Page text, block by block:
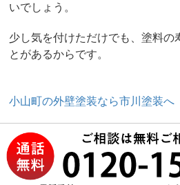
いでしょう。
少し気を付けただけでも、塗料の
とがあるからです。
小山町の外壁塗装なら市川塗装へ